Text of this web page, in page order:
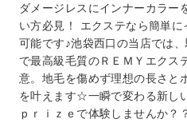
ダメージレスにインナーカラー
い方必見！ エクステなら簡単に
可能です♪池袋西口の当店では
で最高級毛質のＲＥＭＹエクス
意。地毛を傷めず理想の長さと
を叶えます☆一瞬で変わる新し
ｐｒｉｚｅで体験しませんか？